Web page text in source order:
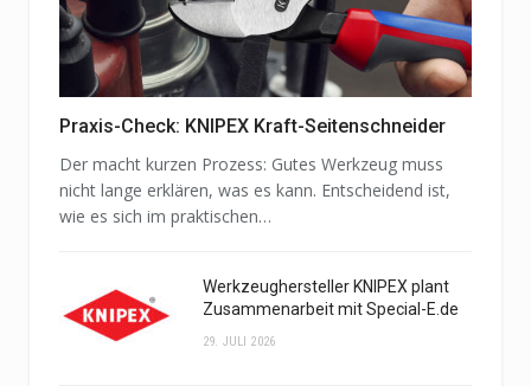
Praxis-Check: KNIPEX Kraft-Seitenschneider
Der macht kurzen Prozess: Gutes Werkzeug muss
nicht lange erklären, was es kann. Entscheidend ist,
wie es sich im praktischen…
Werkzeughersteller KNIPEX plant
Zusammenarbeit mit Special-E.de
29. JULI 2026